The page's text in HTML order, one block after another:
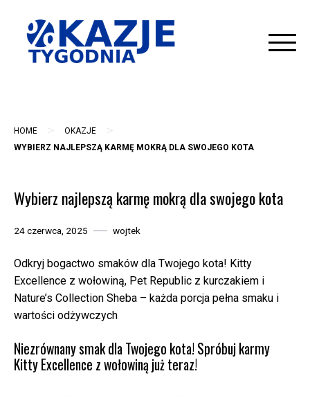
content
HOME > OKAZJE >
WYBIERZ NAJLEPSZĄ KARMĘ MOKRĄ DLA SWOJEGO KOTA
Wybierz najlepszą karmę mokrą dla swojego kota
24 czerwca, 2025 wojtek
Odkryj bogactwo smaków dla Twojego kota! Kitty
Excellence z wołowiną, Pet Republic z kurczakiem i
Nature’s Collection Sheba – każda porcja pełna smaku i
wartości odżywczych
Niezrównany smak dla Twojego kota! Spróbuj karmy
Kitty Excellence z wołowiną już teraz!